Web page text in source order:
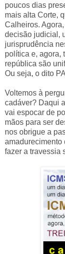
poucos dias
mais alta Corte,
Calheiros.
decisão judicial,
jurisprudência
política e, agora,
república são
Ou seja, o dito
Voltemos à
cadáver? Daqui
vai espocar de
mãos para ser
nos obrigue a
amadurecimento
fazer a travessia